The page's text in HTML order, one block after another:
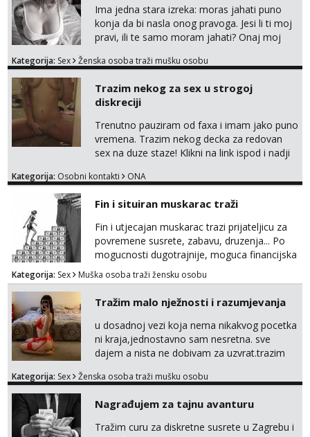
Ima jedna stara izreka: moras jahati puno
konja da bi nasla onog pravoga. Jesi li ti moj
pravi, ili te samo moram jahati? Onaj moj
na sexdater link i javi mi se tamo....
Kategorija: Sex Ženska osoba traži mušku osobu
Trazim nekog za sex u strogoj
diskreciji
Trenutno pauziram od faxa i imam jako puno
vremena. Trazim nekog decka za redovan
sex na duze staze! Klikni na link ispod i nadji
Kategorija: Osobni kontakti ONA
Fin i situiran muskarac traži
Fin i utjecajan muskarac trazi prijateljicu za
povremene susrete, zabavu, druzenja... Po
mogucnosti dugotrajnije, moguca financijska
potpora!
Kategorija: Sex Muška osoba traži žensku osobu
Tražim malo nježnosti i razumjevanja
u dosadnoj vezi koja nema nikakvog pocetka
ni kraja,jednostavno sam nesretna. sve
dajem a nista ne dobivam za uzvrat.trazim
trazim puno samo malo njeznosti i
poljupce po tijelu koji me jako
pale,obozavam kad muskarac preuzme
Kategorija: Sex Ženska osoba traži mušku osobu
Nagrađujem za tajnu avanturu
Tražim curu za diskretne susrete u Zagrebu i